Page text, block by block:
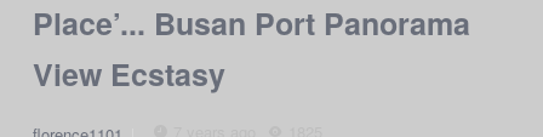
Place’... Busan Port Panorama
View Ecstasy